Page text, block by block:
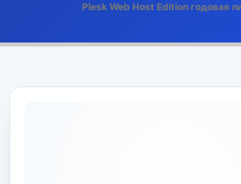
Plesk Web Host Edition годовая